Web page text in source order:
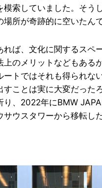
模索していました。そう
所が奇跡的に空いたんで
れば、文化に関するスペ
上のメリットなどもある
ートではそれも得られな
すことは実に大変だった
り、2022年にBMW
サウスタワーから移転した